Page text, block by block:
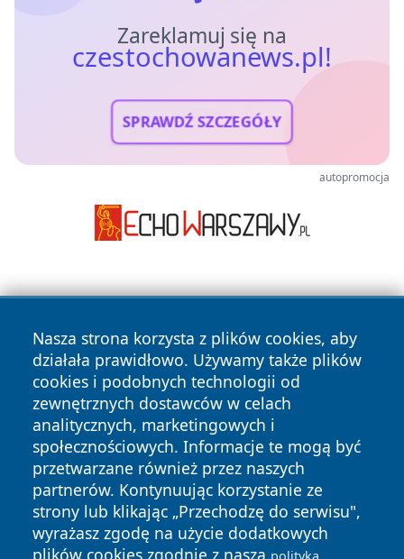
Zareklamuj się na
czestochowanews.pl!
SPRAWDŹ SZCZEGÓŁY
autopromocja
Nasza strona korzysta z plików cookies, aby
działała prawidłowo. Używamy także plików
cookies i podobnych technologii od
zewnętrznych dostawców w celach
analitycznych, marketingowych i
społecznościowych. Informacje te mogą być
przetwarzane również przez naszych
partnerów. Kontynuując korzystanie ze
strony lub klikając „Przechodzę do serwisu",
wyrażasz zgodę na użycie dodatkowych
plików cookies zgodnie z naszą
Copyright © 2026 czestochowanews.pl Wszystkie prawa
zastrzeżone.
News Autorzy
Polityka
Prywatności
Polityka
Cookies
cześć